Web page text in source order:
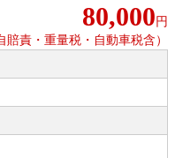
80,000 円
賠責・重量税・自動車税含）